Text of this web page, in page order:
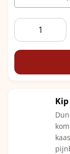
Jonge
Kaas
Tomaat